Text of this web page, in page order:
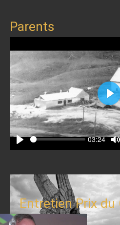
Parents
Play
03:24
Entretien Prix du